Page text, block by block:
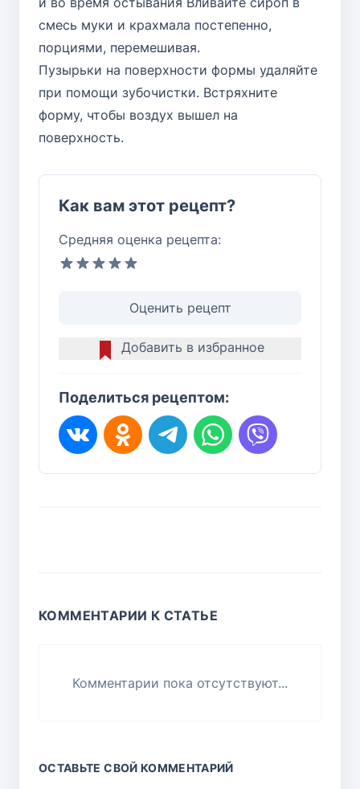
смесь муки и крахмала постепенно,
порциями, перемешивая.
Пузырьки на поверхности формы удаляйте
при помощи зубочистки. Встряхните
форму, чтобы воздух вышел на
поверхность.
Как вам этот рецепт?
Средняя оценка рецепта:
Оценить рецепт
Добавить в избранное
Поделиться рецептом:
КОММЕНТАРИИ К СТАТЬЕ
Комментарии пока отсутствуют...
ОСТАВЬТЕ СВОЙ КОММЕНТАРИЙ